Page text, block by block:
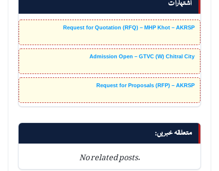
اشتہارات
Request for Quotation (RFQ) – MHP Khot – AKRSP
Admission Open – GTVC (W) Chitral City
Request for Proposals (RFP) – AKRSP
متعلقہ خبریں:
No related posts.